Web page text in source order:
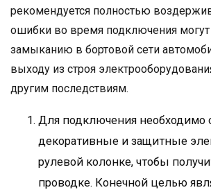
рекомендуется полностью
ошибки во время подключения могут
замыканию в бортовой сети
выходу из строя
другим последствиям.
Для подключения необходимо
декоративные и защитные
рулевой колонке, чтобы
проводке. Конечной целью